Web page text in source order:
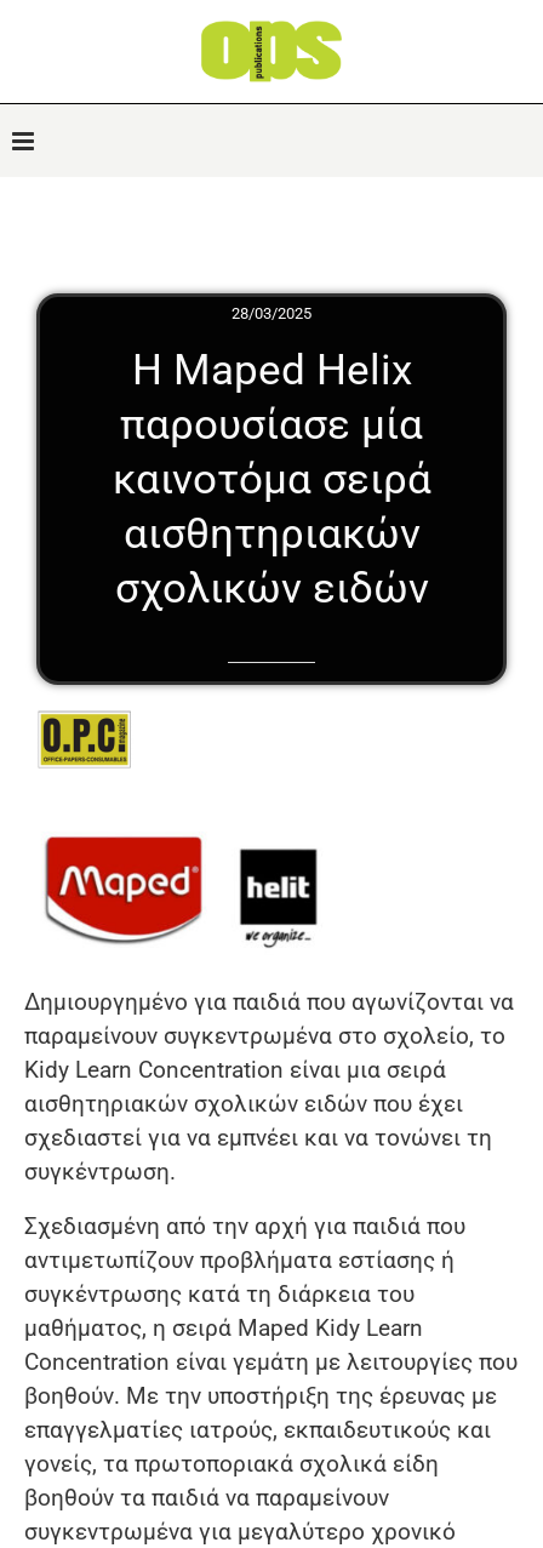
28/03/2025
Η Maped Helix
παρουσίασε μία
καινοτόμα σειρά
αισθητηριακών
σχολικών ειδών
Δημιουργημένο για παιδιά που αγωνίζονται να
παραμείνουν συγκεντρωμένα στο σχολείο, το
Kidy Learn Concentration είναι μια σειρά
αισθητηριακών σχολικών ειδών που έχει
σχεδιαστεί για να εμπνέει και να τονώνει τη
συγκέντρωση.
Σχεδιασμένη από την αρχή για παιδιά που
αντιμετωπίζουν προβλήματα εστίασης ή
συγκέντρωσης κατά τη διάρκεια του
μαθήματος, η σειρά Maped Kidy Learn
Concentration είναι γεμάτη με λειτουργίες που
βοηθούν. Με την υποστήριξη της έρευνας με
επαγγελματίες ιατρούς, εκπαιδευτικούς και
γονείς, τα πρωτοποριακά σχολικά είδη
βοηθούν τα παιδιά να παραμείνουν
συγκεντρωμένα για μεγαλύτερο χρονικό